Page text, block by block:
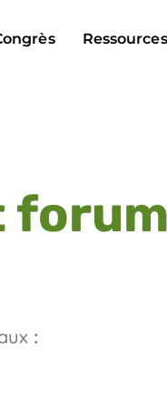
Ressources
: